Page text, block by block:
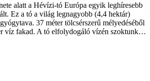
alatt a Hévízi-tó Európa egyik leghíresebb
Ez a tó a világ legnagyobb (4,4 hektár)
37 méter tölcsérszerű mélyedéséből
víz fakad. A tó elfolydogáló vízén szoktunk…